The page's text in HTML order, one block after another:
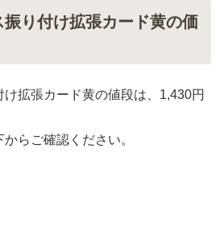
振り付け拡張カード黄の価
拡張カード黄の値段は、1,430円
らご確認ください。